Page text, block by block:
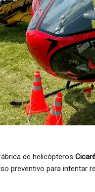
de helicópteros
preventivo para intentar